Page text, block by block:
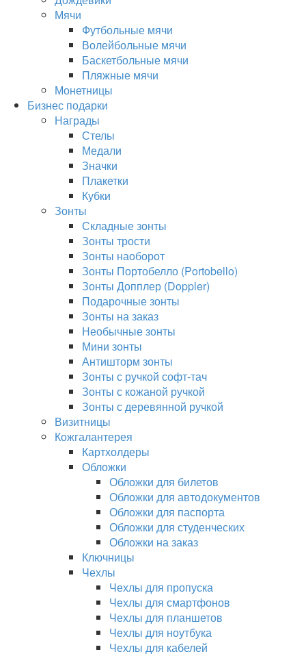
Мячи
Футбольные мячи
Волейбольные мячи
Баскетбольные мячи
Пляжные мячи
Монетницы
Бизнес подарки
Награды
Стелы
Медали
Значки
Плакетки
Кубки
Зонты
Складные зонты
Зонты трости
Зонты наоборот
Зонты Портобелло (Portobello)
Зонты Допплер (Doppler)
Подарочные зонты
Зонты на заказ
Необычные зонты
Мини зонты
Антишторм зонты
Зонты с ручкой софт-тач
Зонты с кожаной ручкой
Зонты с деревянной ручкой
Визитницы
Кожгалантерея
Картхолдеры
Обложки
Обложки для билетов
Обложки для автодокументов
Обложки для паспорта
Обложки для студенческих
Обложки на заказ
Ключницы
Чехлы
Чехлы для пропуска
Чехлы для смартфонов
Чехлы для планшетов
Чехлы для ноутбука
Чехлы для кабелей